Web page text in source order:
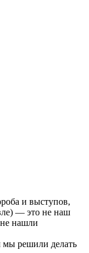
и выступов,
— это не наш
нашли
мы решили делать